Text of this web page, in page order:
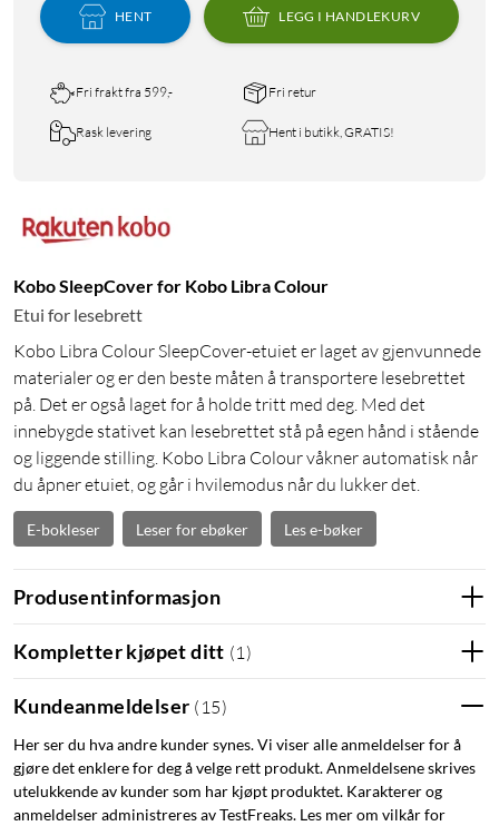
HENT LEGG I HANDLEKURV
Fri frakt fra 599,- Fri retur
Rask levering Hent i butikk, GRATIS!
Kobo SleepCover for Kobo Libra Colour
Etui for lesebrett
Kobo Libra Colour SleepCover-etuiet er laget av gjenvunnede
materialer og er den beste måten å transportere lesebrettet
på. Det er også laget for å holde tritt med deg. Med det
innebygde stativet kan lesebrettet stå på egen hånd i stående
og liggende stilling. Kobo Libra Colour våkner automatisk når
du åpner etuiet, og går i hvilemodus når du lukker det.
E-bokleser Leser for ebøker Les e-bøker
Produsentinformasjon
Kompletter kjøpet ditt (1 )
Kundeanmeldelser ( 15)
Her ser du hva andre kunder synes. Vi viser alle anmeldelser for å
gjøre det enklere for deg å velge rett produkt. Anmeldelsene skrives
utelukkende av kunder som har kjøpt produktet. Karakterer og
anmeldelser administreres av TestFreaks. Les mer om vilkår for